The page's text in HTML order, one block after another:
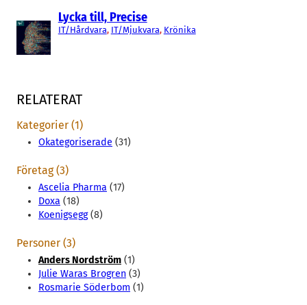
Lycka till, Precise
IT/Hårdvara, IT/Mjukvara, Krönika
RELATERAT
Kategorier (1)
Okategoriserade (31)
Företag (3)
Ascelia Pharma (17)
Doxa (18)
Koenigsegg(8)
Personer (3)
Anders Nordström (1)
Julie Waras Brogren (3)
Rosmarie Söderbom (1)